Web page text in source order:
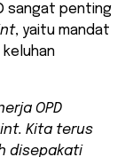
sangat penting
, yaitu mandat
OPD
Kita terus
disepakati